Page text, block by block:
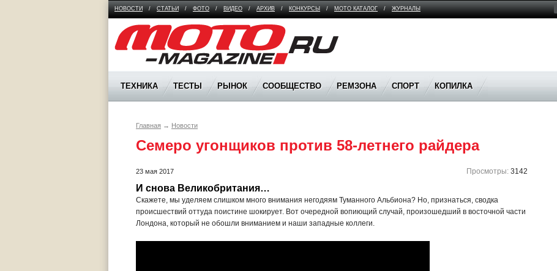
НОВОСТИ / СТАТЬИ / ФОТО / ВИДЕО / АРХИВ / КОНКУРСЫ / МОТО КАТАЛОГ / ЖУРНАЛЫ
Moto Magazine
ТЕХНИКА ТЕСТЫ РЫНОК СООБЩЕСТВО РЕМЗОНА СПОРТ КОПИЛКА
Главная → Новости
Семеро угонщиков против 58-летнего райдера
Просмотры: 3142
23 мая 2017
И снова Великобритания…
Скажете, мы уделяем слишком много внимания негодяям Туманного Альбиона? Но, признаться, сводка
происшествий оттуда поистине шокирует. Вот очередной вопиющий случай, произошедший в восточной части
Лондона, который не обошли вниманием и наши западные коллеги.